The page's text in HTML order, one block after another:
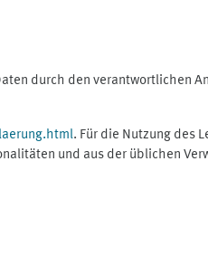
durch den verantwortlichen
. Für die Nutzung des
und aus der üblichen